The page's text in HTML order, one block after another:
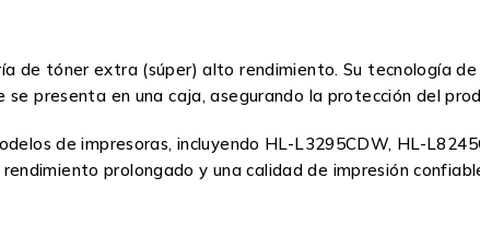
de tóner extra (súper) alto rendimiento. Su tecnología
se presenta en una caja, asegurando la protección del
de impresoras, incluyendo HL-L3295CDW, HL-
prolongado y una calidad de impresión